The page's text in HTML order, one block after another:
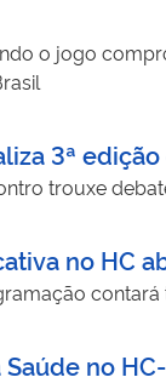
o jogo
3ª
trouxe
no HC
Saúde no